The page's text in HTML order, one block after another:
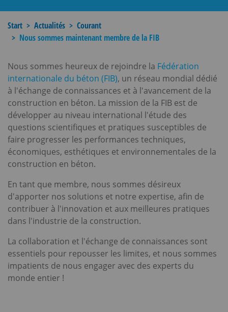
Start Actualités
Courant
Nous sommes maintenant membre de la FIB
Nous sommes heureux de rejoindre la Fédération
internationale du béton (FIB), un réseau mondial dédié
à l'échange de connaissances et à l'avancement de la
construction en béton. La mission de la FIB est de
développer au niveau international l'étude des
questions scientifiques et pratiques susceptibles de
faire progresser les performances techniques,
économiques, esthétiques et environnementales de la
construction en béton.
En tant que membre, nous sommes désireux
d'apporter nos solutions et notre expertise, afin de
contribuer à l'innovation et aux meilleures pratiques
dans l'industrie de la construction.
La collaboration et l'échange de connaissances sont
essentiels pour repousser les limites, et nous sommes
impatients de nous engager avec des experts du
monde entier !